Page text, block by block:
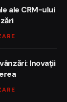
ale CRM-ului
Inovații